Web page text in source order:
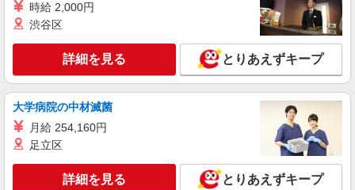
時給 2,000円
渋谷区
詳細を見る とりあえずキープ
大学病院の中材滅菌
月給 254,160円
足立区
詳細を見る とりあえずキープ